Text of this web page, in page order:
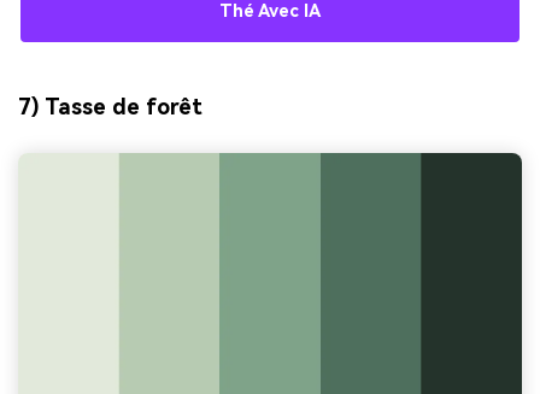
Thé Avec IA
7) Tasse de forêt